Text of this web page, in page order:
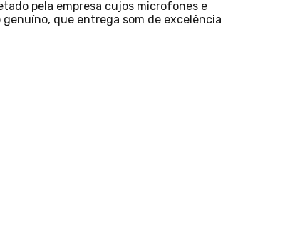
pela empresa cujos microfones e
que entrega som de excelência